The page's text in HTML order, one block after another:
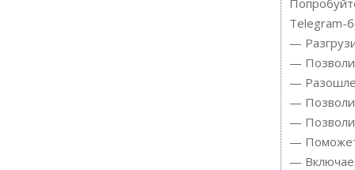
Telegram-
—
—
—
—
—
— Поможет
—